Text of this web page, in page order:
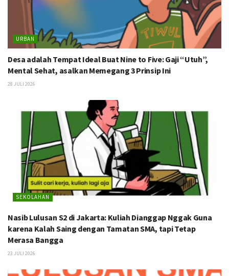
URBAN
Desa adalah Tempat Ideal Buat Nine to Five: Gaji “Utuh”,
Mental Sehat, asalkan Memegang 3 Prinsip Ini
28 JULI 2026
SEKOLAHAN
Nasib Lulusan S2 di Jakarta: Kuliah Dianggap Nggak Guna
karena Kalah Saing dengan Tamatan SMA, tapi Tetap
Merasa Bangga
23 JULI 2026